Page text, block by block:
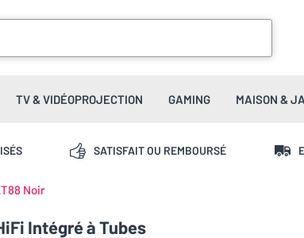
TV & VIDÉOPROJECTION GAMING MAISON &
SATISFAIT OU REMBOURSÉ
Noir
Intégré à Tubes